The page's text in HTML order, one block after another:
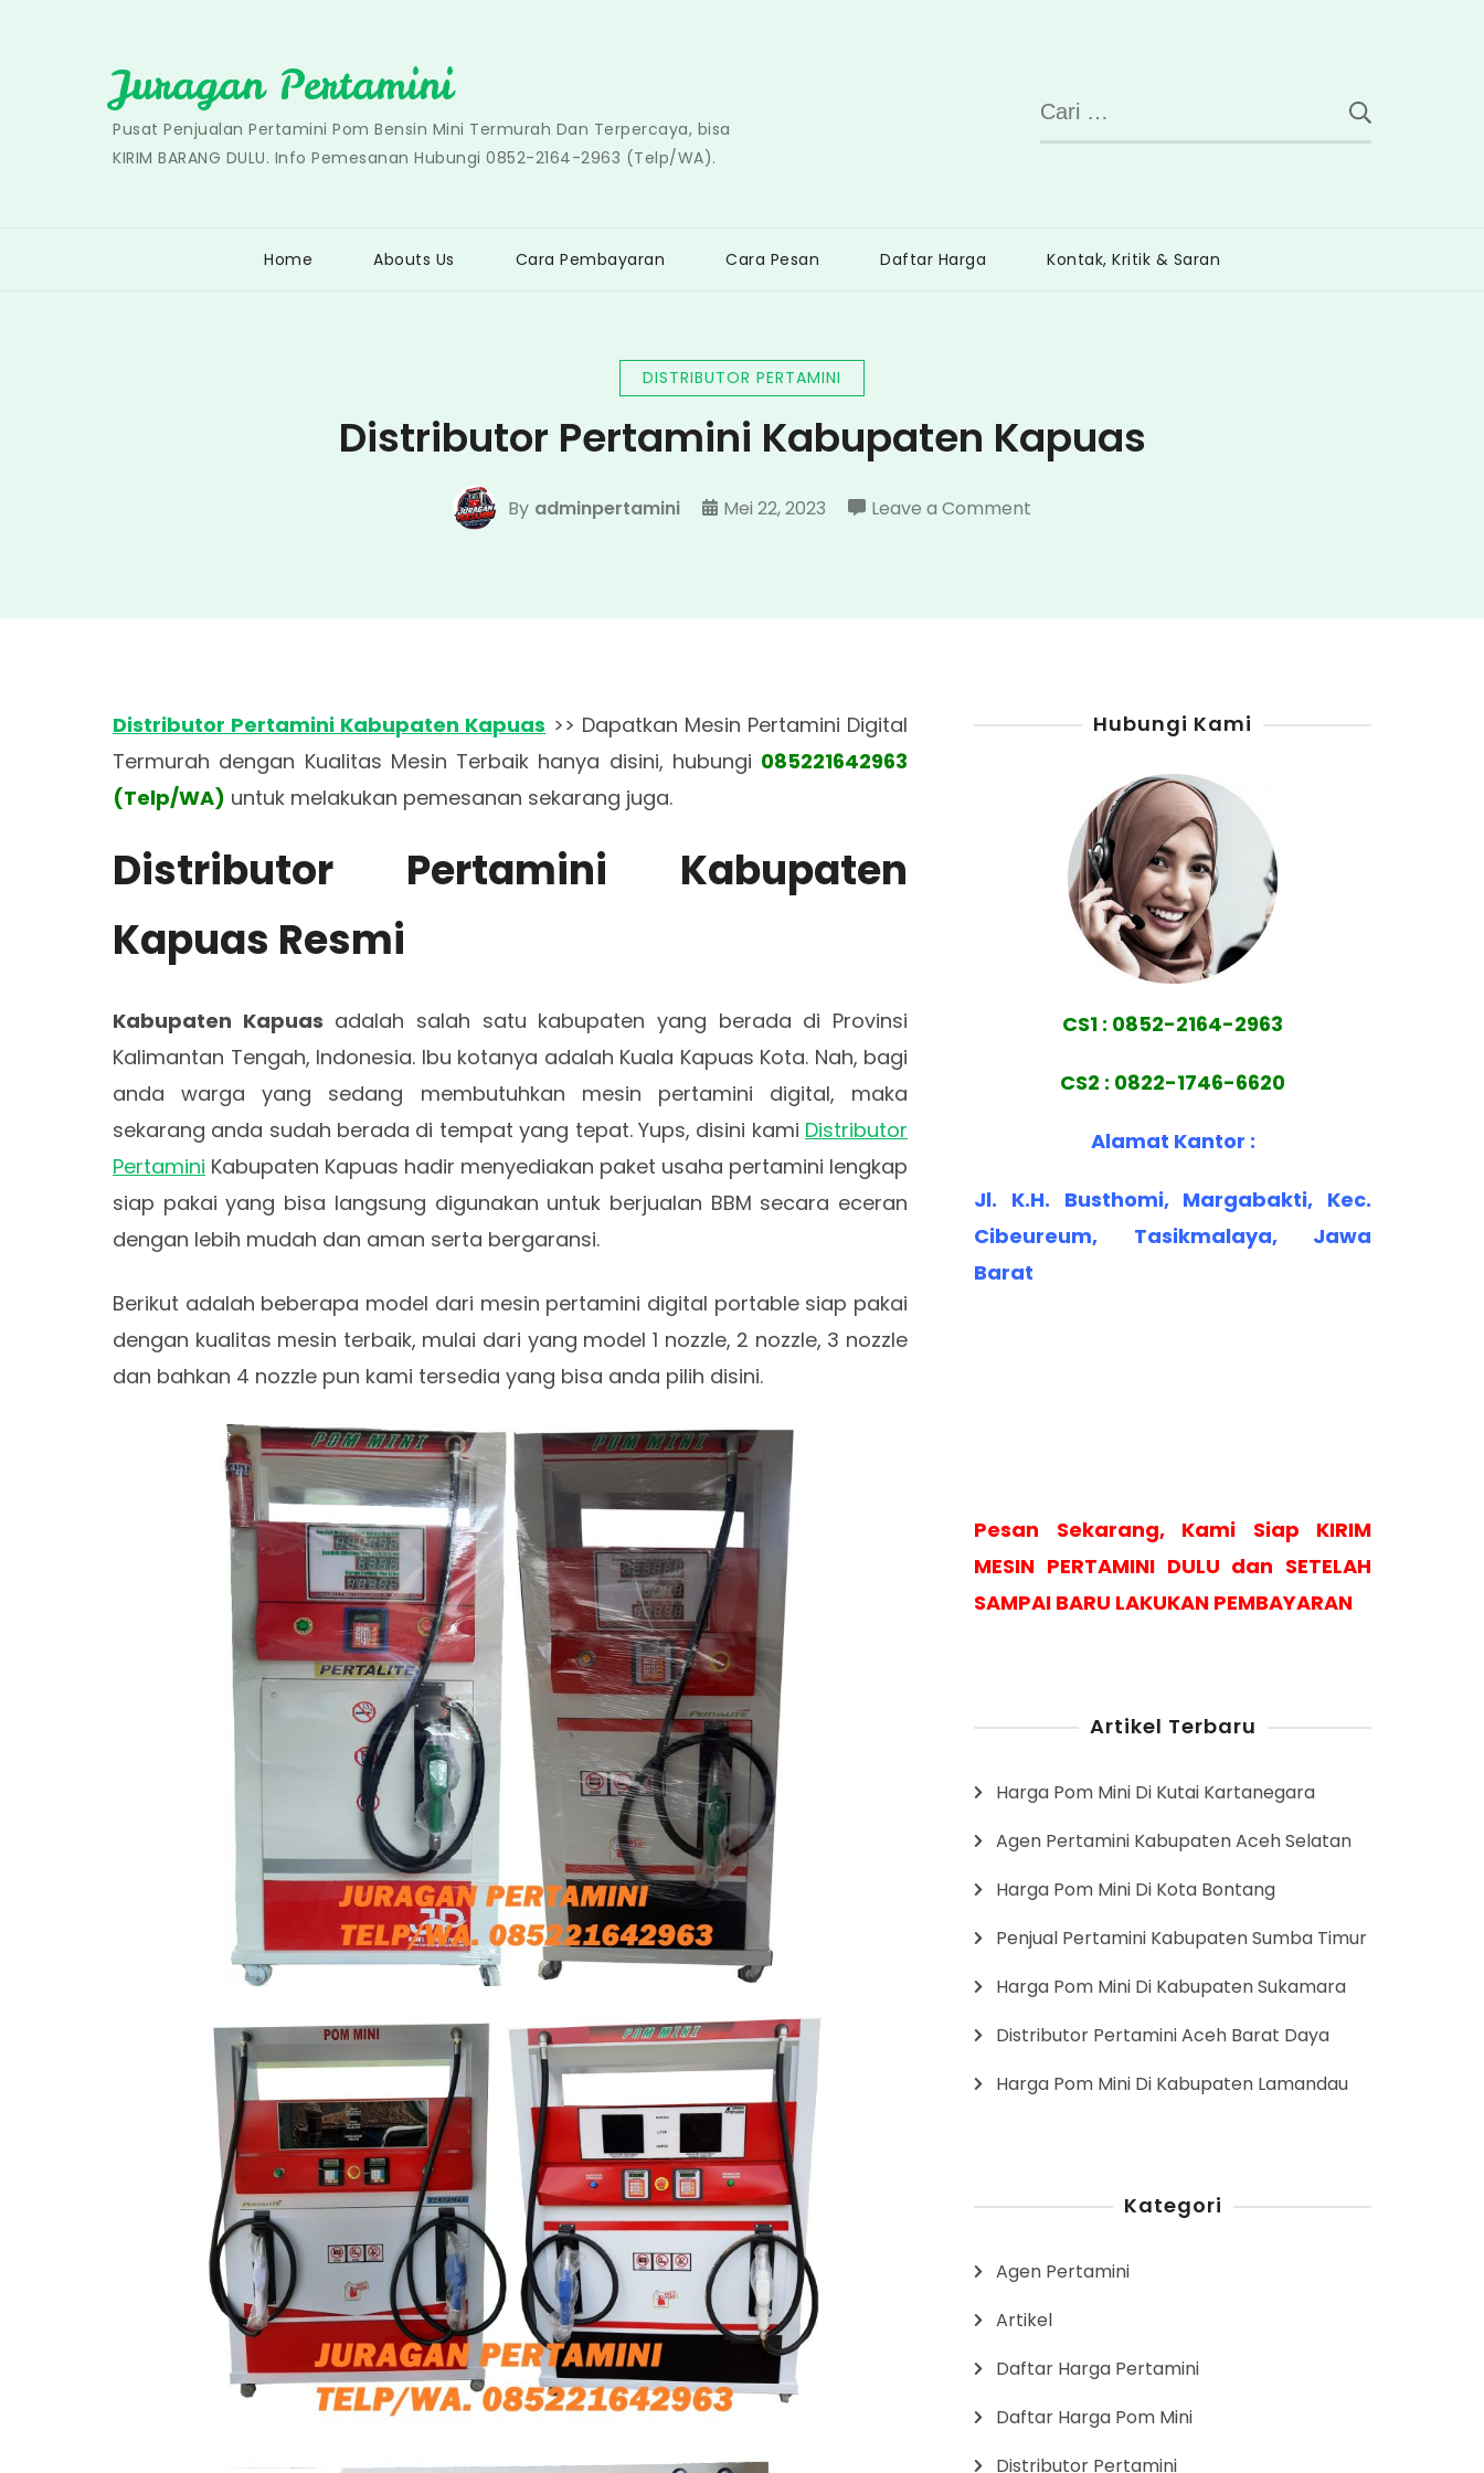
Juragan Pertamini
Pusat Penjualan Pertamini Pom Bensin Mini Termurah Dan Terpercaya, bisa
KIRIM BARANG DULU. Info Pemesanan Hubungi 0852-2164-2963 (Telp/WA).
Cari
untuk:
Home Abouts Us Cara Pembayaran Cara Pesan Daftar Harga Kontak, Kritik & Saran
DISTRIBUTOR PERTAMINI
Distributor Pertamini Kabupaten Kapuas
By adminpertamini Mei 22, 2023 Leave a Commenton
Distributor Pertamini Kabupaten Kapuas >> Dapatkan Mesin Pertamini Digital
Termurah dengan Kualitas Mesin Terbaik hanya disini, hubungi 085221642963
(Telp/WA) untuk melakukan pemesanan sekarang juga.
Distributor Pertamini Kabupaten
Kapuas Resmi
Kabupaten Kapuas adalah salah satu kabupaten yang berada di Provinsi
Kalimantan Tengah, Indonesia. Ibu kotanya adalah Kuala Kapuas Kota. Nah, bagi
anda warga yang sedang membutuhkan mesin pertamini digital, maka
sekarang anda sudah berada di tempat yang tepat. Yups, disini kami Distributor
Pertamini Kabupaten Kapuas hadir menyediakan paket usaha pertamini lengkap
siap pakai yang bisa langsung digunakan untuk berjualan BBM secara eceran
dengan lebih mudah dan aman serta bergaransi.
Berikut adalah beberapa model dari mesin pertamini digital portable siap pakai
dengan kualitas mesin terbaik, mulai dari yang model 1 nozzle, 2 nozzle, 3 nozzle
dan bahkan 4 nozzle pun kami tersedia yang bisa anda pilih disini.
Hubungi Kami
CS1 : 0852-2164-2963
CS2 : 0822-1746-6620
Alamat Kantor :
Jl. K.H. Busthomi, Margabakti, Kec.
Cibeureum, Tasikmalaya, Jawa
Barat
Pesan Sekarang, Kami Siap KIRIM
MESIN PERTAMINI DULU dan SETELAH
SAMPAI BARU LAKUKAN PEMBAYARAN
Artikel Terbaru
Harga Pom Mini Di Kutai Kartanegara
Agen Pertamini Kabupaten Aceh Selatan
Harga Pom Mini Di Kota Bontang
Penjual Pertamini Kabupaten Sumba Timur
Harga Pom Mini Di Kabupaten Sukamara
Distributor Pertamini Aceh Barat Daya
Harga Pom Mini Di Kabupaten Lamandau
Kategori
Agen Pertamini
Artikel
Daftar Harga Pertamini
Daftar Harga Pom Mini
Distributor Pertamini